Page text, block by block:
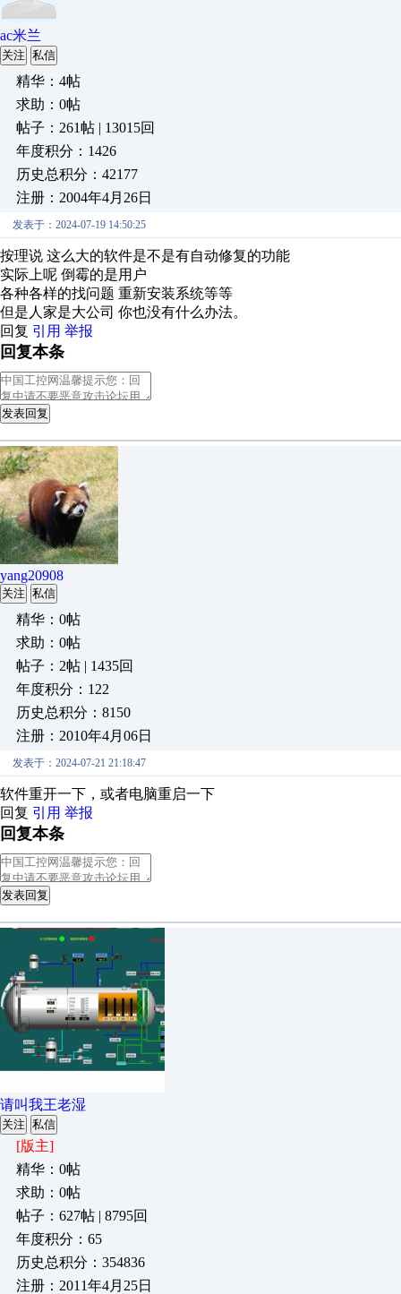
ac米兰
关注 私信
精华：4帖
求助：0帖
帖子：261帖 | 13015回
年度积分：1426
历史总积分：42177
注册：2004年4月26日
发表于：2024-07-19 14:50:25
按理说 这么大的软件是不是有自动修复的功能
实际上呢 倒霉的是用户
各种各样的找问题 重新安装系统等等
但是人家是大公司 你也没有什么办法。
回复 引用 举报
回复本条
发表回复
yang20908
关注 私信
精华：0帖
求助：0帖
帖子：2帖 | 1435回
年度积分：122
历史总积分：8150
注册：2010年4月06日
发表于：2024-07-21 21:18:47
软件重开一下，或者电脑重启一下
回复 引用 举报
回复本条
发表回复
请叫我王老湿
关注 私信
[版主]
精华：0帖
求助：0帖
帖子：627帖 | 8795回
年度积分：65
历史总积分：354836
注册：2011年4月25日